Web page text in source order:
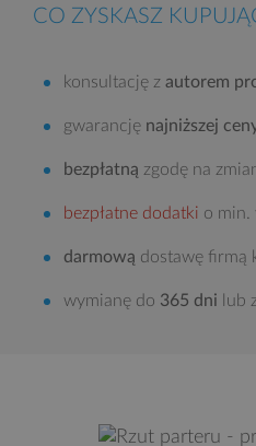
CO ZYSKASZ
konsultację z autorem
gwarancję najniższej
bezpłatną zgodę na
bezpłatne dodatki o min.
darmową dostawę firmą
wymianę do 365 dni lub